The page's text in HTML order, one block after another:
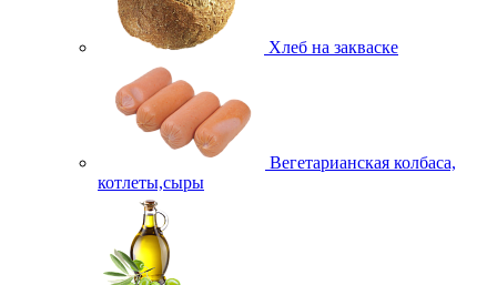
Хлеб на закваске
Вегетарианская колбаса,
котлеты,сыры